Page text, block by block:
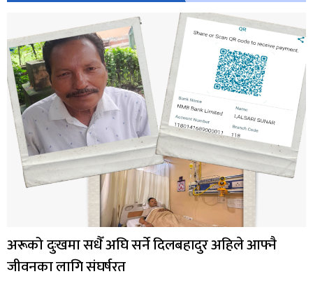
अरूको दुःखमा सधैँ अघि सर्ने दिलबहादुर अहिले आफ्नै
जीवनका लागि संघर्षरत